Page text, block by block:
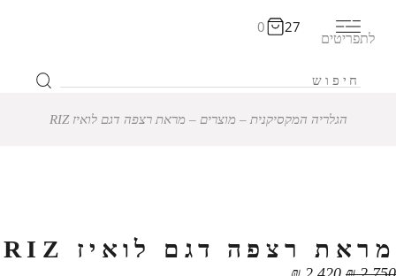
27
0
לתפריטים
הגלריה המקסיקנית ‒מוצרים ‒מראת רצפה דגם לואיז RIZ
מראת רצפה דגם לואיז RIZ